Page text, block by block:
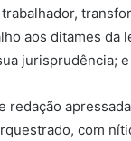
aos ditames
jurisprudência;
redação
com